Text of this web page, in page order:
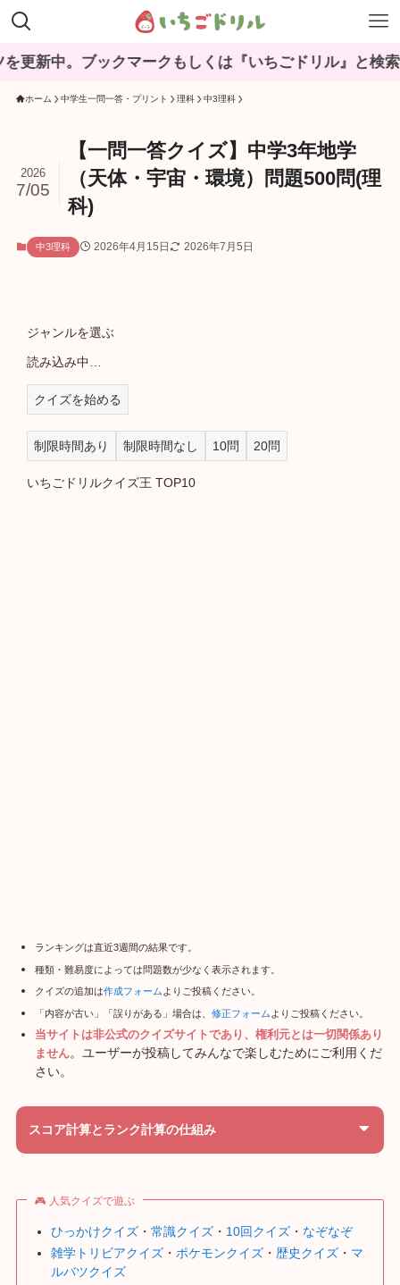
ブックマークもしくは『いちごドリル』と検索してね♪
ホーム 中学生一問一答・プリント 理科 中3理科
【一問一答クイズ】中学3年地学
（天体・宇宙・環境）問題500問(理
科)
2026
7/05
中3理科 2026年4月15日 2026年7月5日
ジャンルを選ぶ
読み込み中…
クイズを始める
制限時間あり 制限時間なし 10問 20問
いちごドリルクイズ王 TOP10
ランキングは直近3週間の結果です。
種類・難易度によっては問題数が少なく表示されます。
クイズの追加は作成フォーム よりご投稿ください。
「内容が古い」「誤りがある」場合は、 修正フォーム よりご投稿ください。
当サイトは非公式のクイズサイトであり、権利元とは一切関係あり
ません。ユーザーが投稿してみんなで楽しむためにご利用くだ
さい。
スコア計算とランク計算の仕組み
🎮 人気クイズで遊ぶ
ひっかけクイズ ・常識クイズ ・ 10回クイズ ・ なぞなぞ
雑学トリビアクイズ ・ ポケモンクイズ ・ 歴史クイズ ・ マ
ルバツクイズ